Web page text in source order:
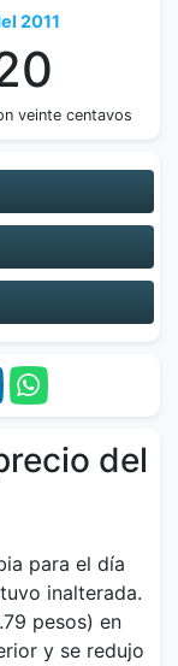
2011
veinte centavos
del
para el día
inalterada.
pesos) en
y se redujo